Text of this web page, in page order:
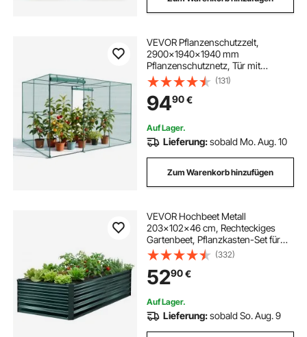
VEVOR Pflanzenschutzzelt,
2900x1940x1940 mm
Pflanzenschutznetz, Tür mit
Reißverschluss, windbeständiger,
Pflanzenkäfig Gewächshaus für
Hochbeete im Freien, Garten,
Terrasse & Rasen
(131)
9490€
Auf Lager.
Lieferung:sobald Mo. Aug. 10
Zum Warenkorb hinzufügen
VEVOR Hochbeet Metall
203x102x46 cm, Rechteckiges
Gartenbeet, Pflanzkasten-Set für
den Außenbereich, Gemüsebeet mit
Handschuhen, Blumenbeet,
Pflanzbeet für Blumen & Gemüse,
Dunkelgrün
(332)
5290€
Auf Lager.
Lieferung:sobald So. Aug. 9